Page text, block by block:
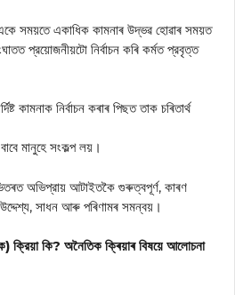
সময়তে একাধিক কামনাৰ উদ্ভৱ হোৱাৰ সময়ত
প্রয়োজনীয়টো নির্বাচন কৰি কর্মত প্রবৃত্ত
কামনাক নির্বাচন কৰাৰ পিছত তাক চৰিতাৰ্থ
মানুহে সংকল্প লয়।
অভিপ্রায় আটাইতকৈ গুৰুত্বপূর্ণ, কাৰণ
সাধন আৰু পৰিণামৰ সমন্বয়।
ক্রিয়া কি? অনৈতিক ক্ৰিয়াৰ বিষয়ে আলোচনা